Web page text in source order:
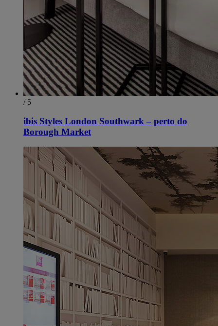
/ 5
ibis Styles London Southwark – perto do
Borough Market